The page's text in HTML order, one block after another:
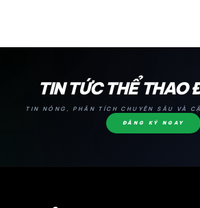
TIN TỨC THỂ THAO
TIN NÓNG, PHÂN TÍCH CHUYÊN SÂU VÀ
ĐĂNG KÝ NGAY